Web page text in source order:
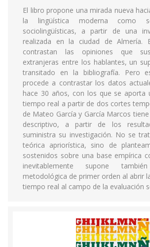
El libro propone una mirada nueva
la lingüística moderna como
sociolingüísticas, a partir de una
realizada en la ciudad de Almería.
contrastan las opiniones que
extranjeras entre los hablantes, un
transitado en la bibliografía. Pero
procede a contrastar los datos
hace 30 años, con los que se aporta
tiempo real a partir de dos cortes
de Mateo García y García Marcos
descriptivo, a partir de los
suministra su investigación. No se
teórica apriorística, sino de
sostenidos sobre una base empírica
inevitablemente supone
metodológica de primer orden al abrir
tiempo real al campo de la evaluación